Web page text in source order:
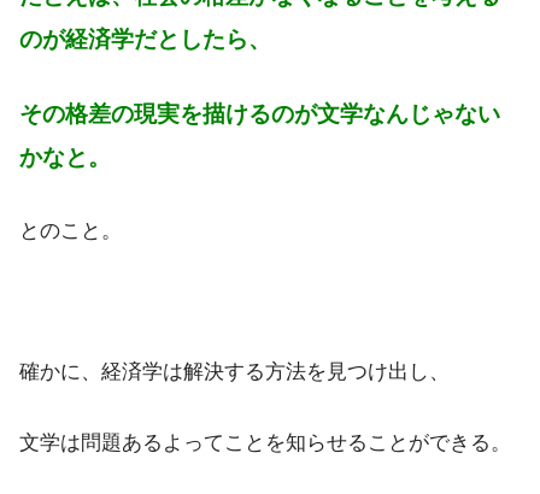
のが経済学だとしたら、
その格差の現実を描けるのが文学なんじゃない
かなと。
とのこと。
確かに、経済学は解決する方法を見つけ出し、
文学は問題あるよってことを知らせることができる。